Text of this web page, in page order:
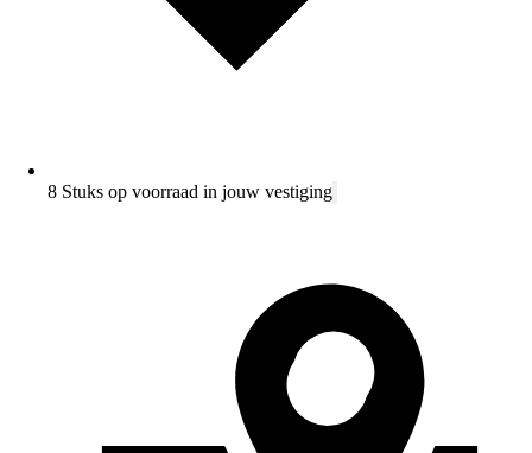
8 Stuks op voorraad in jouw vestiging